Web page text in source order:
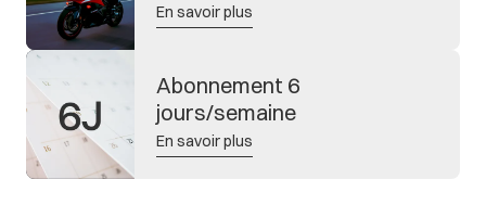
En savoir plus
Abonnement 6
jours/semaine
En savoir plus